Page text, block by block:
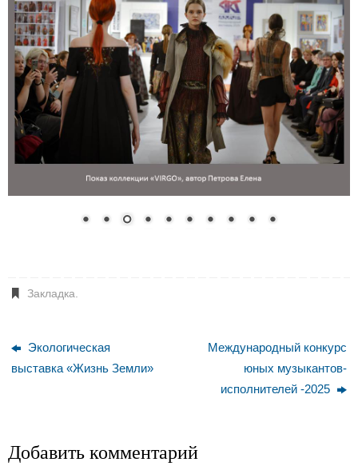
Закладка.
Экологическая
выставка «Жизнь Земли»
Международный конкурс
юных музыкантов-
исполнителей -2025
Добавить комментарий